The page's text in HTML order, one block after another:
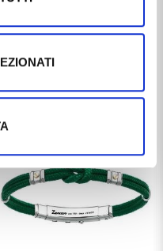
ARCADIA
smalti e ceramica - Bracciale